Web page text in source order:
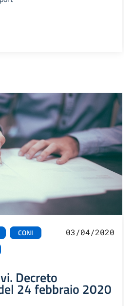
CONI
03/04/2020
Decreto
24 febbraio 2020